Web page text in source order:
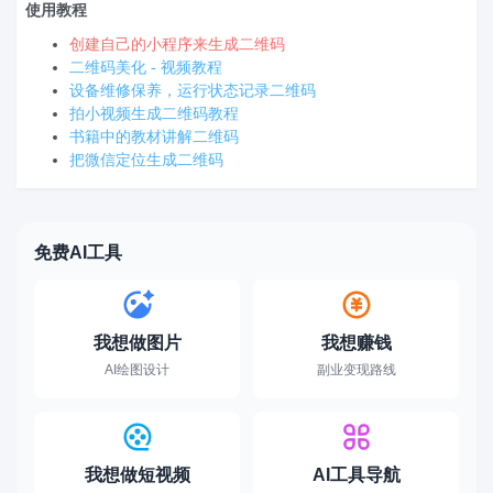
使用教程
创建自己的小程序来生成二维码
二维码美化 - 视频教程
设备维修保养，运行状态记录二维码
拍小视频生成二维码教程
书籍中的教材讲解二维码
把微信定位生成二维码
免费AI工具
我想做图片
AI绘图设计
我想赚钱
副业变现路线
我想做短视频 AI工具导航